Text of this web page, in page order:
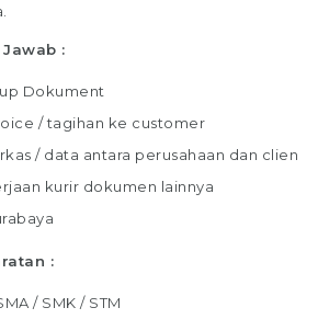
:
Dokument
/ tagihan ke customer
/ data antara perusahaan dan clien
kurir dokumen lainnya
:
/ SMK / STM